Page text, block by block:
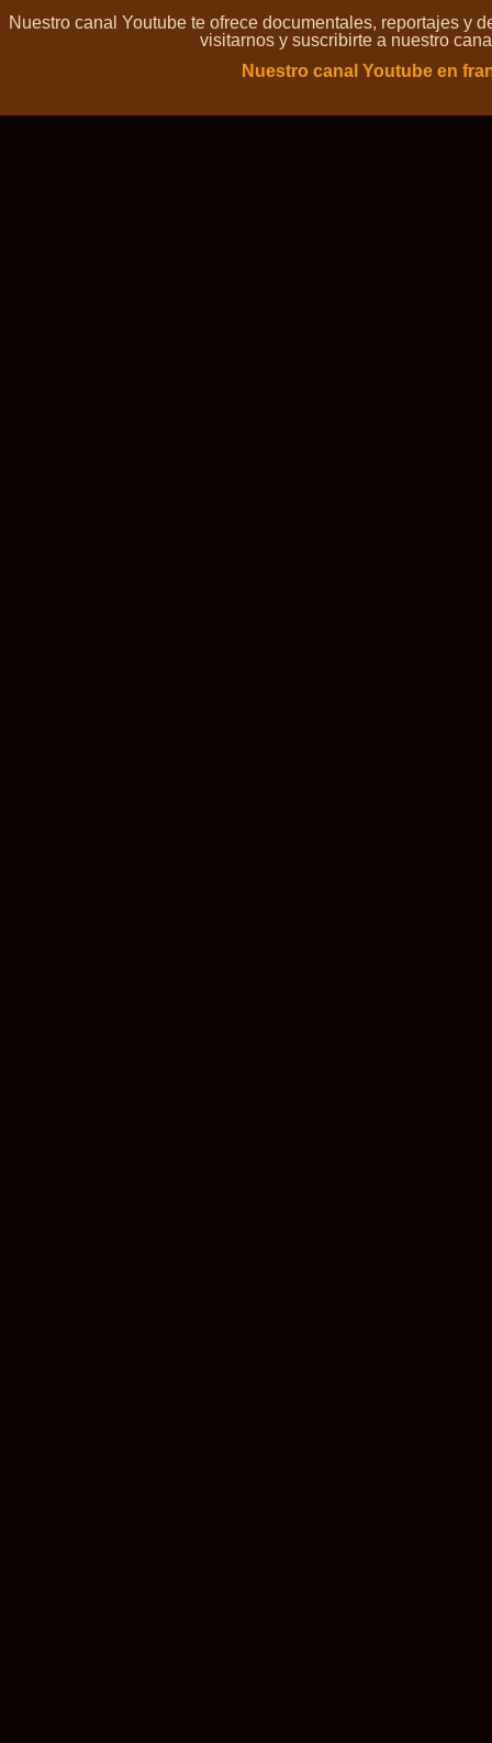
Nuestro canal Youtube te ofrece documentales, reportajes y
visitarnos y suscribirte a nuestro
Nuestro canal Youtube en